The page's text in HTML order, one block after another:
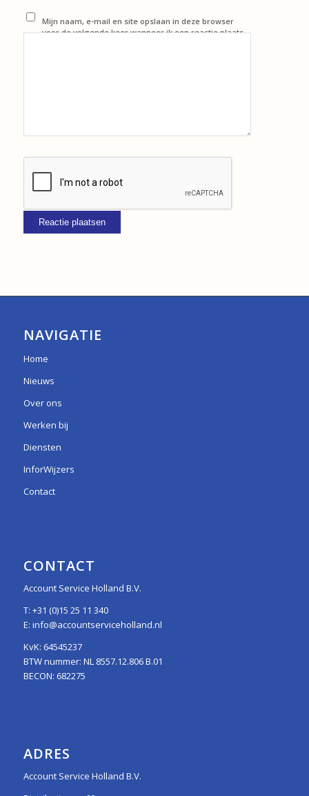
Mijn naam, e-mail en site opslaan in deze browser
voor de volgende keer wanneer ik een reactie plaats.
NAVIGATIE
Home
Nieuws
Over ons
Werken bij
Diensten
InforWijzers
Contact
CONTACT
Account Service Holland B.V.
T: +31 (0)15 25 11 340
E: info@accountserviceholland.nl
KvK: 64545237
BTW nummer: NL 8557.12.806 B.01
BECON: 682275
ADRES
Account Service Holland B.V.